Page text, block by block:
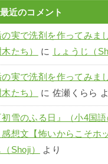
最近のコメント
の実で洗剤を作ってみま
たち）
に しょうじ（
の実で洗剤を作ってみま
たち）
に 佐瀬くらら
初雪のふる日』（小4国
感想文【怖いからこそホ
Shoji）
より